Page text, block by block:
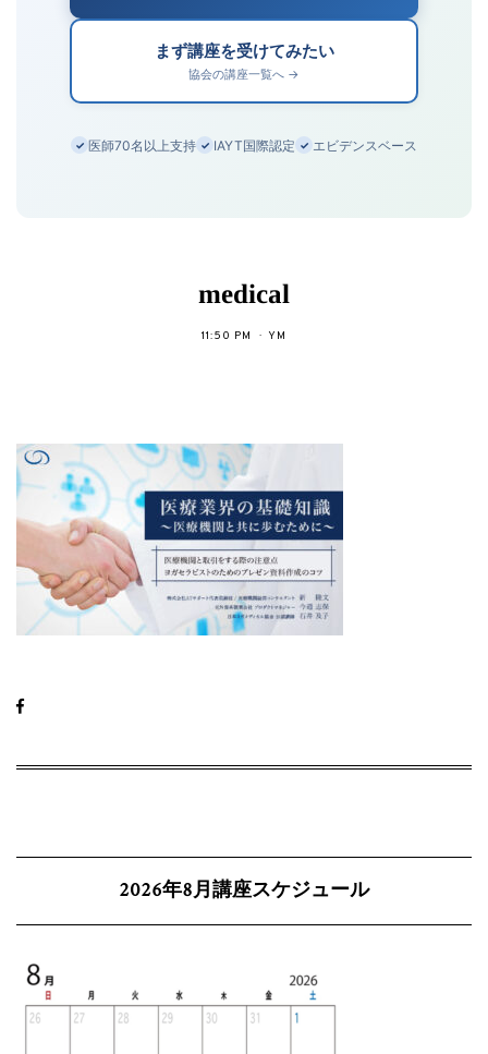
まず講座を受けてみたい
協会の講座一覧へ →
✓ 医師70名以上支持 ✓ IAYT国際認定 ✓ エビデンスベース
medical
11:50 PM YM
2026年8月講座スケジュール